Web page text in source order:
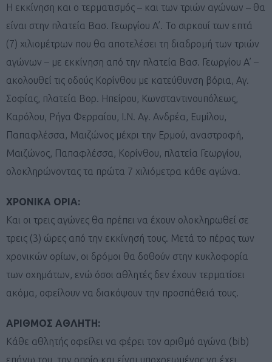
Η εκκίνηση και ο τερματισμός – και των τριών αγώνων – θα
είναι στην πλατεία Βασ. Γεωργίου Α’. Το σιρκουί των επτά
(7) χιλιομέτρων που θα αποτελέσει τη διαδρομή των τριών
αγώνων – με εκκίνηση από την πλατεία Βασ. Γεωργίου Α’ –
ακολουθεί τις οδούς Κορίνθου με κατεύθυνση βόρια, Αγ.
Σοφίας, πλατεία Βορ. Ηπείρου, Κωνσταντινουπόλεως,
Καρόλου, Ρήγα Φερραίου, I.N. Αγ. Ανδρέα, Ευμίλου,
Παπαφλέσσα, Μαιζώνος μέχρι την Ερμού, αναστροφή,
Μαιζώνος, Παπαφλέσσα, Κορίνθου, πλατεία Γεωργίου,
ολοκληρώνοντας τα πρώτα 7 χιλιόμετρα κάθε αγώνα.
ΧΡΟΝΙΚΑ ΟΡΙΑ:
Και οι τρεις αγώνες θα πρέπει να έχουν ολοκληρωθεί σε
τρεις (3) ώρες από την εκκίνησή τους. Μετά το πέρας των
χρονικών ορίων, οι δρόμοι θα δοθούν στην κυκλοφορία
των οχημάτων, ενώ όσοι αθλητές δεν έχουν τερματίσει
ακόμα, οφείλουν να διακόψουν την προσπάθειά τους.
ΑΡΙΘΜΟΣ ΑΘΛΗΤΗ:
Κάθε αθλητής οφείλει να φέρει τον αριθμό αγώνα (bib)
επάνω του, τον οποίο και είναι υποχρεωμένος να έχει